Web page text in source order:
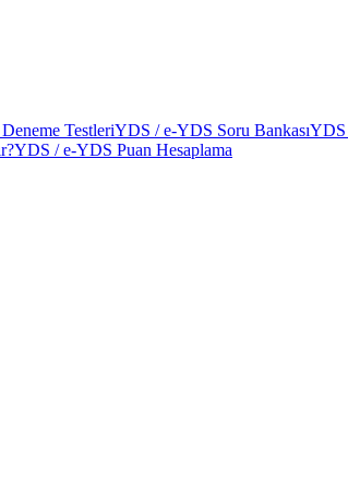
TestleriYDS / e-YDS Soru BankasıYDS
YDS / e-YDS Puan Hesaplama